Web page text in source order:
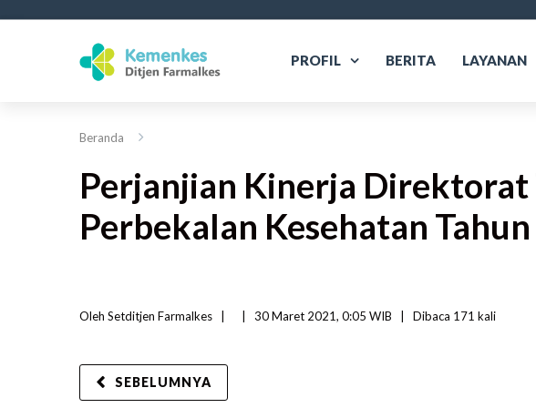
PROFIL BERITA LAYANAN
Beranda
Perjanjian Kinerja
Perbekalan Kesehatan
Oleh Setditjen Farmalkes 30 Maret 2021, 0:05 WIB Dibaca 171 kali
SEBELUMNYA